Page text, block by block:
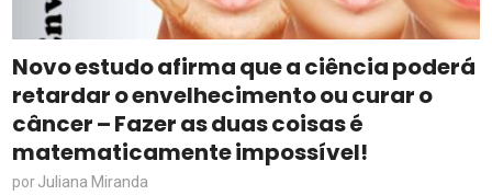
Novo estudo afirma que a ciência poderá
retardar o envelhecimento ou curar o
câncer – Fazer as duas coisas é
matematicamente impossível!
porJuliana Miranda